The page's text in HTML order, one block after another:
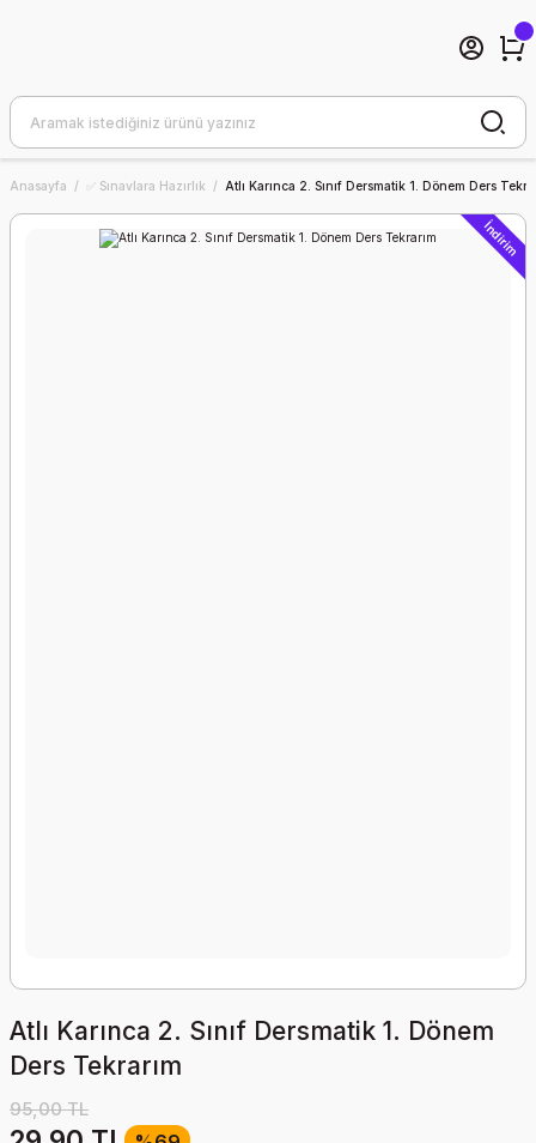
Anasayfa ✅ Sınavlara Hazırlık Atlı Karınca 2. Sınıf Dersmatik 1. Dönem Ders
İndirim
Atlı Karınca 2. Sınıf Dersmatik 1. Dönem
Ders Tekrarım
95,00 TL